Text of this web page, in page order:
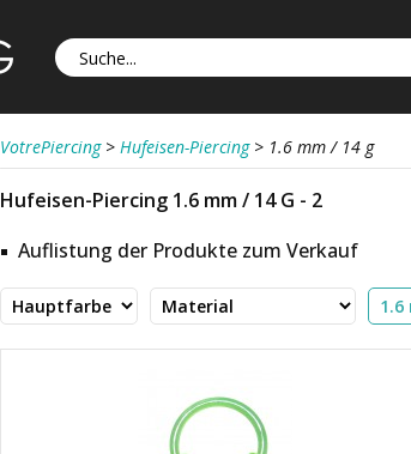
VotrePiercing > Hufeisen-Piercing > 1.6 mm / 14 g
Hufeisen-Piercing 1.6 mm / 14 G - 2
Auflistung der Produkte zum Verkauf